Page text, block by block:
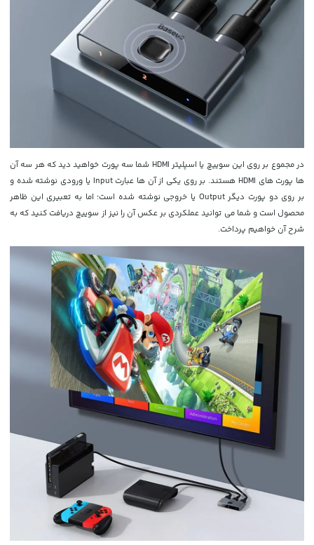
در مجموع بر روی این سوییچ یا اسپلیتر HDMI شما سه پورت خواهید دید که هر سه آن
ها پورت های HDMI هستند. بر روی یکی از آن ها عبارت Input یا ورودی نوشته شده و
بر روی دو پورت دیگر Output یا خروجی نوشته شده است؛ اما به تعبیری این ظاهر
محصول است و شما می توانید عملکردی بر عکس آن را نیز از سوییچ دریافت کنید که به
شرح آن خواهیم پرداخت.